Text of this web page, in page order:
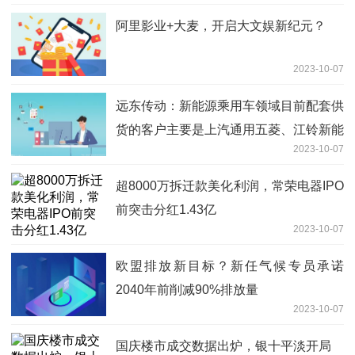
阿里影业+大麦，开启大文娱新纪元？
2023-10-07
远东传动：新能源乘用车领域目前配套供
货的客户主要是上汽通用五菱、江铃新能
2023-10-07
超8000万拆迁款美化利润，常荣电器IPO
前突击分红1.43亿
2023-10-07
欧盟排放新目标？新任气候专员承诺
2040年前削减90%排放量
2023-10-07
国庆楼市成交数据出炉，银十平淡开局